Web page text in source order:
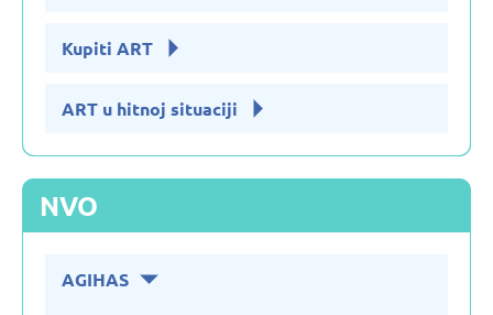
Kupiti ART
ART u hitnoj situaciji
NVO
AGIHAS